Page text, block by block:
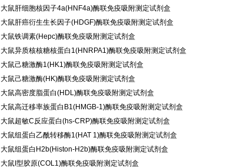
大鼠肝细胞核因子4a(HNF4a)酶联免疫吸附测定试剂盒
大鼠肝癌衍生生长因子(HDGF)酶联免疫吸附测定试剂盒
大鼠铁调素(Hepc)酶联免疫吸附测定试剂盒
大鼠异质核核糖核蛋白1(HNRPA1)酶联免疫吸附测定试剂盒
大鼠己糖激酶1(HK1)酶联免疫吸附测定试剂盒
大鼠己糖激酶(HK)酶联免疫吸附测定试剂盒
大鼠高密度脂蛋白(HDL)酶联免疫吸附测定试剂盒
大鼠高迁移率族蛋白B1(HMGB-1)酶联免疫吸附测定试剂盒
大鼠超敏C反应蛋白(hs-CRP)酶联免疫吸附测定试剂盒
大鼠组蛋白乙酰转移酶1(HAT 1)酶联免疫吸附测定试剂盒
大鼠组蛋白H2b(Histon-H2b)酶联免疫吸附测定试剂盒
大鼠I型胶原(COL1)酶联免疫吸附测定试剂盒